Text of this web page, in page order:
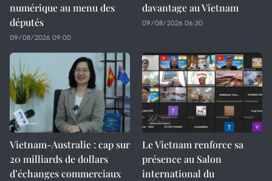
numérique au menu des
députés
09/08/2026 09:00
davantage au Vietnam
09/08/2026 06:30
Vietnam-Australie : cap sur
20 milliards de dollars
d’échanges commerciaux
Le Vietnam renforce sa
présence au Salon
international du